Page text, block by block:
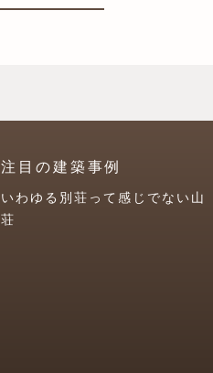
注目の建築事例
いわゆる別荘って感じでない山
荘